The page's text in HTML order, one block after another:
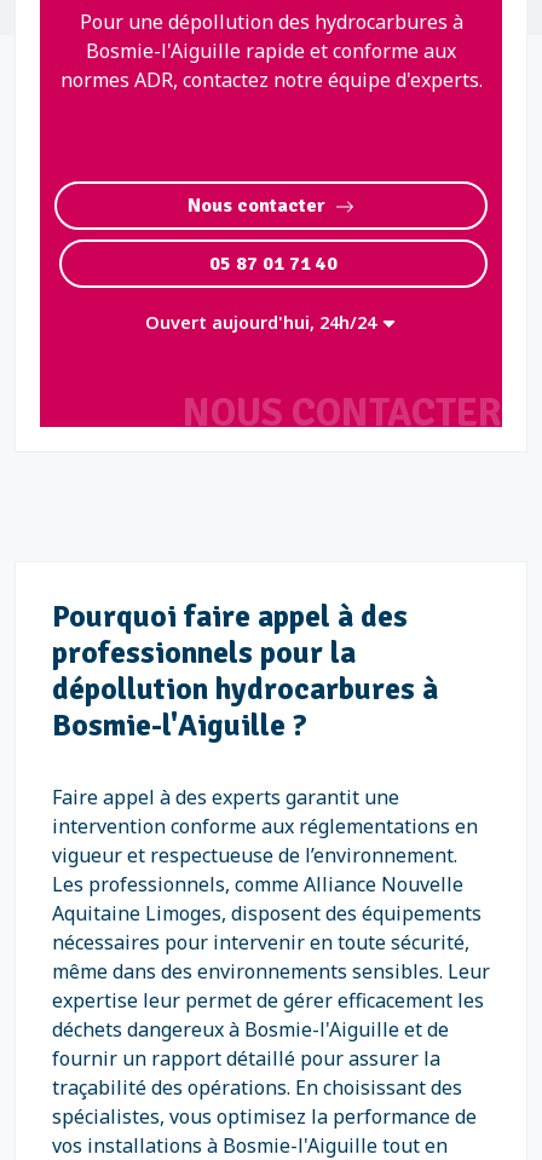
NOUS CONTACTER
Pour une dépollution des hydrocarbures à
Bosmie-l'Aiguille rapide et conforme aux
normes ADR, contactez notre équipe d'experts.
Nous contacter
05 87 01 71 40
Ouvert aujourd'hui, 24h/24
Pourquoi faire appel à des
professionnels pour la
dépollution hydrocarbures à
Bosmie-l'Aiguille ?
Faire appel à des experts garantit une
intervention conforme aux réglementations en
vigueur et respectueuse de l’environnement.
Les professionnels, comme Alliance Nouvelle
Aquitaine Limoges, disposent des équipements
nécessaires pour intervenir en toute sécurité,
même dans des environnements sensibles. Leur
expertise leur permet de gérer efficacement les
déchets dangereux à Bosmie-l'Aiguille et de
fournir un rapport détaillé pour assurer la
traçabilité des opérations. En choisissant des
spécialistes, vous optimisez la performance de
vos installations à Bosmie-l'Aiguille tout en